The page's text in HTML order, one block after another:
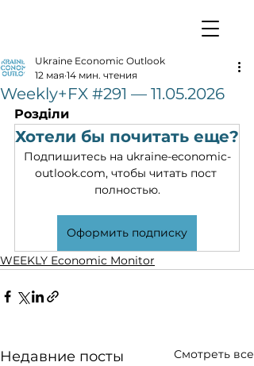
Weekly+FX #291 — 11.05.2026
Ukraine Economic Outlook
12 мая 14 мин. чтения
Розділи
Хотели бы почитать еще?
Подпишитесь на ukraine-economic-
outlook.com, чтобы читать пост
полностью.
Оформить подписку
WEEKLY Economic Monitor
Недавние посты Смотреть все